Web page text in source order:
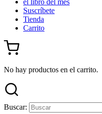
el libro del mes
Suscríbete
Tienda
Carrito
No hay productos en el carrito.
Buscar: